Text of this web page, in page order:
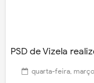
PSD de Vizela
quarta-feira,